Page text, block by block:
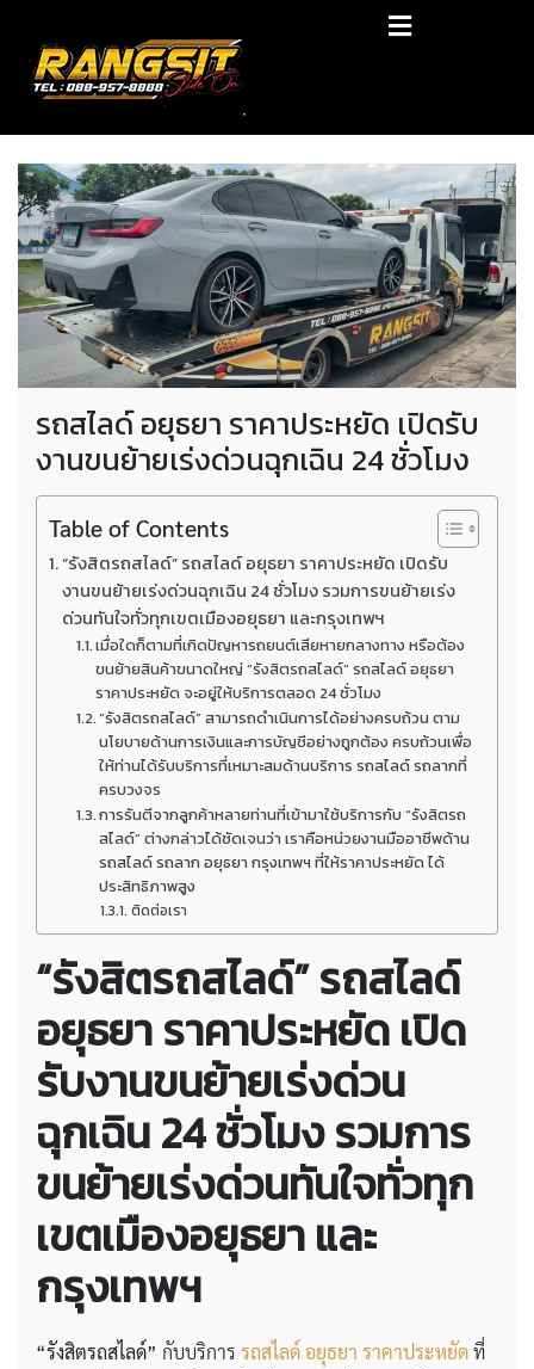
content
RANGSIT SlideON
รถยก168 รถสไลด์รังสิต รถสไลด์ ราคาถูก
รถสไลด์ อยุธยา ราคาประหยัด เปิดรับ
งานขนย้ายเร่งด่วนฉุกเฉิน 24 ชั่วโมง
Table of Contents
“รังสิตรถสไลด์” รถสไลด์ อยุธยา ราคาประหยัด เปิดรับ
งานขนย้ายเร่งด่วนฉุกเฉิน 24 ชั่วโมง รวมการขนย้ายเร่ง
ด่วนทันใจทั่วทุกเขตเมืองอยุธยา และกรุงเทพฯ
เมื่อใดก็ตามที่เกิดปัญหารถยนต์เสียหายกลางทาง หรือต้อง
ขนย้ายสินค้าขนาดใหญ่ “รังสิตรถสไลด์” รถสไลด์ อยุธยา
ราคาประหยัด จะอยู่ให้บริการตลอด 24 ชั่วโมง
“รังสิตรถสไลด์” สามารถดำเนินการได้อย่างครบถ้วน ตาม
นโยบายด้านการเงินและการบัญชีอย่างถูกต้อง ครบถ้วนเพื่อ
ให้ท่านได้รับบริการที่เหมาะสมด้านบริการ รถสไลด์ รถลากที่
ครบวงจร
การรันตีจากลูกค้าหลายท่านที่เข้ามาใช้บริการกับ “รังสิตรถ
สไลด์” ต่างกล่าวได้ชัดเจนว่า เราคือหน่วยงานมืออาชีพด้าน
รถสไลด์ รถลาก อยุธยา กรุงเทพฯ ที่ให้ราคาประหยัด ได้
ประสิทธิภาพสูง
ติดต่อเรา
“รังสิตรถสไลด์” รถสไลด์
อยุธยา ราคาประหยัด เปิด
รับงานขนย้ายเร่งด่วน
ฉุกเฉิน 24 ชั่วโมง รวมการ
ขนย้ายเร่งด่วนทันใจทั่วทุก
เขตเมืองอยุธยา และ
กรุงเทพฯ
“รังสิตรถสไลด์” กับบริการ รถสไลด์ อยุธยา ราคาประหยัดที่